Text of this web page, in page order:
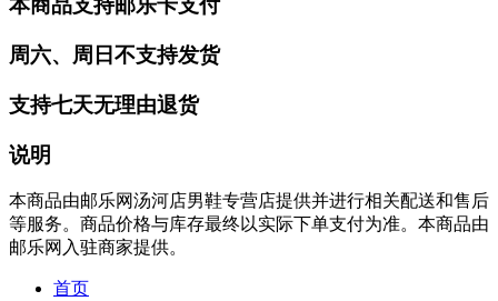
本商品支持邮乐卡支付
周六、周日不支持发货
支持七天无理由退货
说明
本商品由邮乐网汤河店男鞋专营店提供并进行相关配送和售后
等服务。商品价格与库存最终以实际下单支付为准。本商品由
邮乐网入驻商家提供。
首页